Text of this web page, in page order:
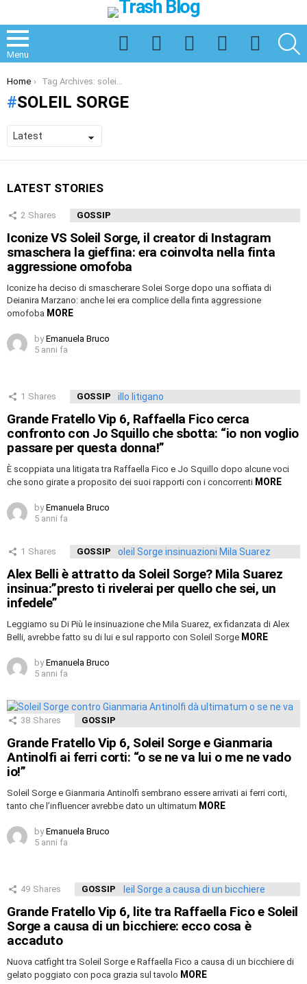
Menu
Facebook
Twitter
Instagram
Spotify
TikTok
You are here:
Home Tag Archives: soleil sorge
SOLEIL SORGE
LATEST STORIES
2 Shares GOSSIP
Iconize VS Soleil Sorge, il creator di Instagram
smaschera la gieffina: era coinvolta nella finta
aggressione omofoba
Iconize ha deciso di smascherare Solei Sorge dopo una soffiata di
Deianira Marzano: anche lei era complice della finta aggressione
omofoba MORE
by Emanuela Bruco
5 anni fa
1 Shares GOSSIP
Grande Fratello Vip 6, Raffaella Fico cerca
confronto con Jo Squillo che sbotta: “io non voglio
passare per questa donna!”
È scoppiata una litigata tra Raffaella Fico e Jo Squillo dopo alcune voci
che sono girate a proposito dei suoi rapporti con i concorrenti MORE
by Emanuela Bruco
5 anni fa
1 Shares GOSSIP
Alex Belli è attratto da Soleil Sorge? Mila Suarez
insinua:”presto ti rivelerai per quello che sei, un
infedele”
Leggiamo su Di Più le insinuazione che Mila Suarez, ex fidanzata di Alex
Belli, avrebbe fatto su di lui e sul rapporto con Soleil Sorge MORE
by Emanuela Bruco
5 anni fa
38 Shares GOSSIP
Grande Fratello Vip 6, Soleil Sorge e Gianmaria
Antinolfi ai ferri corti: “o se ne va lui o me ne vado
io!”
Soleil Sorge e Gianmaria Antinolfi sembrano essere arrivati ai ferri corti,
tanto che l’influencer avrebbe dato un ultimatum MORE
by Emanuela Bruco
5 anni fa
49 Shares GOSSIP
Grande Fratello Vip 6, lite tra Raffaella Fico e Soleil
Sorge a causa di un bicchiere: ecco cosa è
accaduto
Nuova catfight tra Soleil Sorge e Raffaella Fico a causa di un bicchiere di
gelato poggiato con poca grazia sul tavolo MORE